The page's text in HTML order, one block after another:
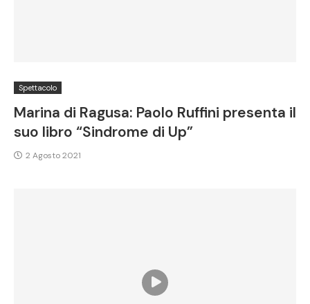
Spettacolo
Marina di Ragusa: Paolo Ruffini presenta il
suo libro “Sindrome di Up”
2 Agosto 2021